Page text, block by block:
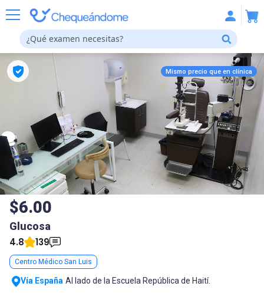
Mismo precio que en clínica
$6.00
Glucosa
4.8
139
Centro Médico San Luis
Vía España Al lado de la Escuela República de Haití.